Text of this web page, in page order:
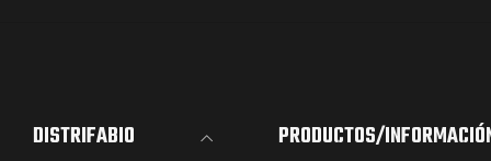
DISTRIFABIO PRODUCTOS/